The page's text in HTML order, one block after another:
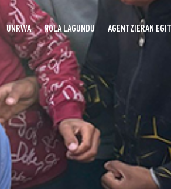
UNRWA NOLA LAGUNDU AGENTZIERAN